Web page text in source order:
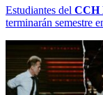
Estudiantes del CCH
terminarán semestre